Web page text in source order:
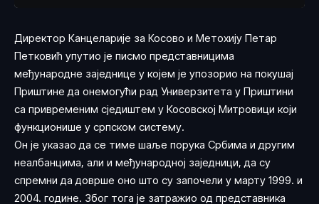
Директор Канцеларије за Косово и Метохију Петар
Петковић упутио је писмо представницима
међународне заједнице у којем је упозорио на покушај
Приштине да онемогући рад Универзитета у Приштини
са привременим сједиштем у Косовској Митровици који
функционише у српском систему.
Он је указао да се тиме шаље порука Србима и другим
неалбанцима, али и међународној заједници, да су
спремни да доврше оно што су започели у марту 1999. и
2004. године. Због тога је затражио од представника